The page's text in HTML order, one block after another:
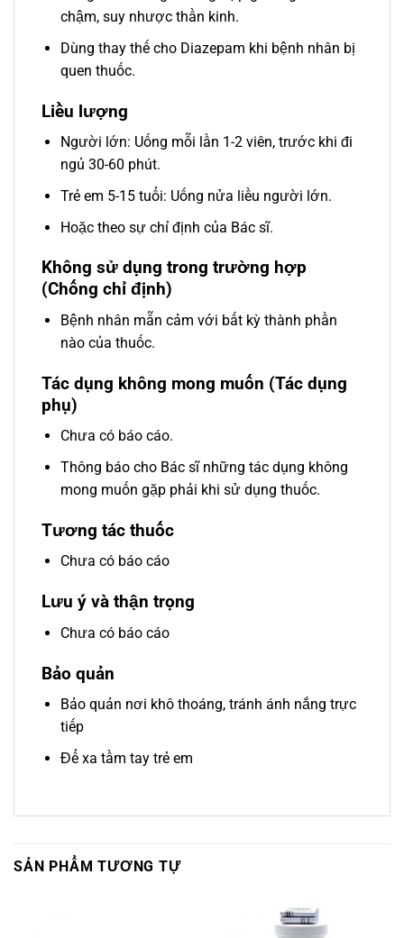
chậm, suy nhược thần kinh.
Dùng thay thế cho Diazepam khi bệnh nhân bị
quen thuốc.
Liều lượng
Người lớn: Uống mỗi lần 1-2 viên, trước khi đi
ngủ 30-60 phút.
Trẻ em 5-15 tuổi: Uống nửa liều người lớn.
Hoặc theo sự chỉ định của Bác sĩ.
Không sử dụng trong trường hợp
(Chống chỉ định)
Bệnh nhân mẫn cảm với bất kỳ thành phần
nào của thuốc.
Tác dụng không mong muốn (Tác dụng
phụ)
Chưa có báo cáo.
Thông báo cho Bác sĩ những tác dụng không
mong muốn gặp phải khi sử dụng thuốc.
Tương tác thuốc
Chưa có báo cáo
Lưu ý và thận trọng
Chưa có báo cáo
Bảo quản
Bảo quản nơi khô thoáng, tránh ánh nắng trực
tiếp
Để xa tầm tay trẻ em
SẢN PHẨM TƯƠNG TỰ